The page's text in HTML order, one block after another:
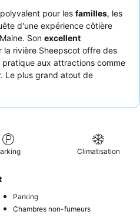
pour les familles, les
d'une expérience côtière
Son excellent
la rivière Sheepscot offre des
aux attractions comme
Le plus grand atout de
service, offrant une délicieuse
et l'accueil de l'
la restauration. Pour un séjour
unité avec une
terrasse ou un
sur la rivière.
Climatisation
Parking
Chambres non-fumeurs